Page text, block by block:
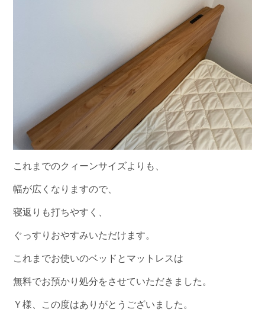
これまでのクィーンサイズよりも、
幅が広くなりますので、
寝返りも打ちやすく、
ぐっすりおやすみいただけます。
これまでお使いのベッドとマットレスは
無料でお預かり処分をさせていただきました。
Ｙ様、この度はありがとうございました。